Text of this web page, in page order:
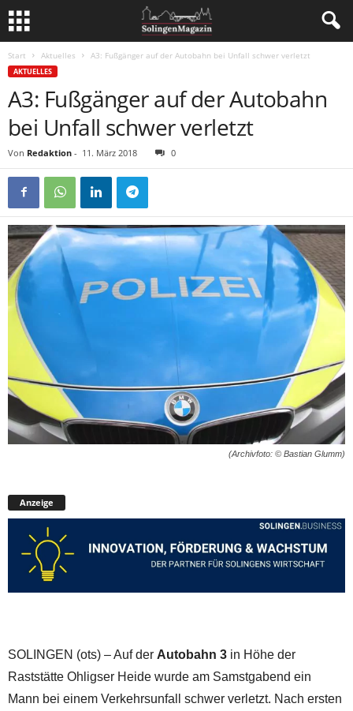
Start Aktuelles A3: Fußgänger auf der Autobahn bei Unfall schwer verletzt
AKTUELLES
A3: Fußgänger auf der Autobahn
bei Unfall schwer verletzt
Von Redaktion - 11. März 2018 0
(Archivfoto: © Bastian Glumm)
Anzeige
SOLINGEN (ots) – Auf der Autobahn 3 in Höhe der
Raststätte Ohligser Heide wurde am Samstgabend ein
Mann bei einem Verkehrsunfall schwer verletzt. Nach ersten